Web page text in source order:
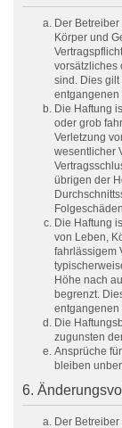
Der
Körper und
vorsätzliches
sind. Dies
entgangenen
Die Haftung
oder grob
Verletzung
wesentlicher
übrigen der
Die Haftung
von Leben,
fahrlässigem
Höhe nach
begrenzt.
entgangenen
Die
zugunsten
Ansprüche
bleiben
6.
Der